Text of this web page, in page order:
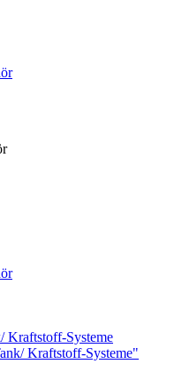
Kraftstoff-Systeme
Kraftstoff-Systeme"